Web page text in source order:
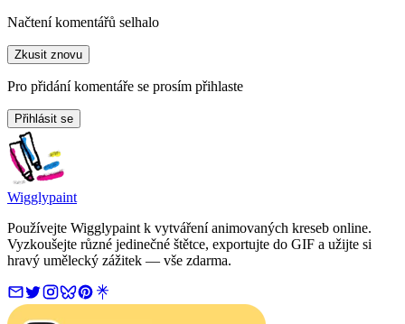
Načtení komentářů selhalo
Zkusit znovu
Pro přidání komentáře se prosím přihlaste
Přihlásit se
Wigglypaint
Používejte Wigglypaint k vytváření animovaných kreseb online.
Vyzkoušejte různé jedinečné štětce, exportujte do GIF a užijte si
hravý umělecký zážitek — vše zdarma.